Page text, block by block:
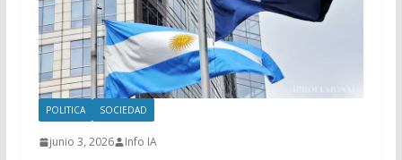
POLITICA SOCIEDAD
junio 3, 2026 Info IA